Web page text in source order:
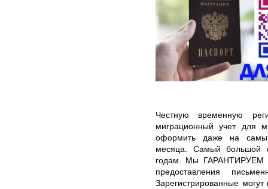
Честную временную
миграционный учет для
оформить даже на
месяца. Самый большой
годам. Мы ГАРАНТИРУЕМ
предоставления
Зарегистрированные